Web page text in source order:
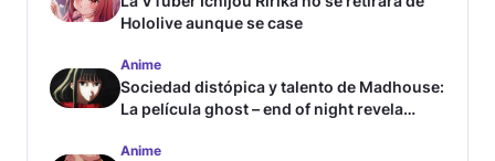
Hololive aunque se case
Anime
Sociedad distópica y talento de Madhouse:
La película ghost – end of night revela
Anime